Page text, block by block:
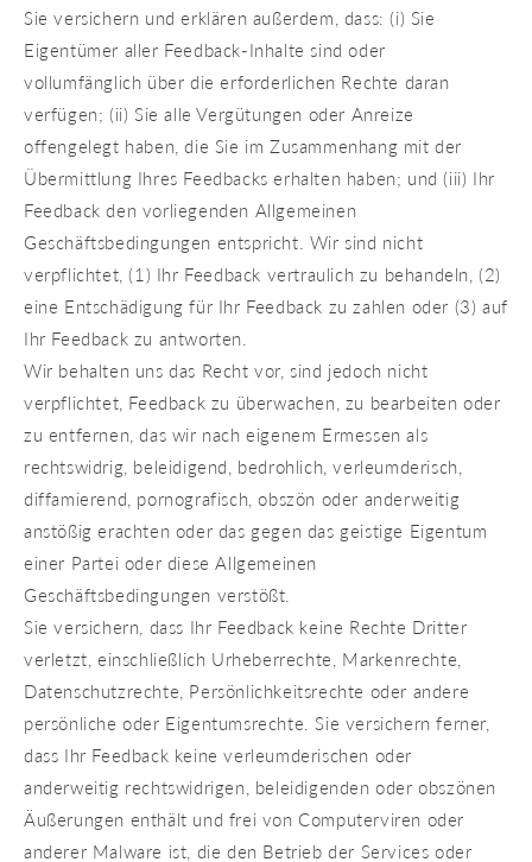
Sie versichern und erklären außerdem, dass: (i) Sie
Eigentümer aller Feedback-Inhalte sind oder
vollumfänglich über die erforderlichen Rechte daran
verfügen; (ii) Sie alle Vergütungen oder Anreize
offengelegt haben, die Sie im Zusammenhang mit der
Übermittlung Ihres Feedbacks erhalten haben; und (iii) Ihr
Feedback den vorliegenden Allgemeinen
Geschäftsbedingungen entspricht. Wir sind nicht
verpflichtet, (1) Ihr Feedback vertraulich zu behandeln, (2)
eine Entschädigung für Ihr Feedback zu zahlen oder (3) auf
Ihr Feedback zu antworten.
Wir behalten uns das Recht vor, sind jedoch nicht
verpflichtet, Feedback zu überwachen, zu bearbeiten oder
zu entfernen, das wir nach eigenem Ermessen als
rechtswidrig, beleidigend, bedrohlich, verleumderisch,
diffamierend, pornografisch, obszön oder anderweitig
anstößig erachten oder das gegen das geistige Eigentum
einer Partei oder diese Allgemeinen
Geschäftsbedingungen verstößt.
Sie versichern, dass Ihr Feedback keine Rechte Dritter
verletzt, einschließlich Urheberrechte, Markenrechte,
Datenschutzrechte, Persönlichkeitsrechte oder andere
persönliche oder Eigentumsrechte. Sie versichern ferner,
dass Ihr Feedback keine verleumderischen oder
anderweitig rechtswidrigen, beleidigenden oder obszönen
Äußerungen enthält und frei von Computerviren oder
anderer Malware ist, die den Betrieb der Services oder